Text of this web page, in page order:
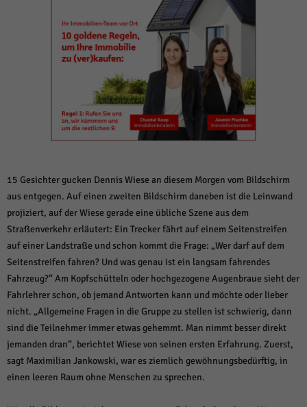
15 Gesichter gucken Dennis Wiese an diesem Morgen vom Bildschirm
aus entgegen. Auf einen zweiten Bildschirm daneben ist die Leinwand
projiziert, auf der Wiese gerade eine übliche Szene aus dem
Straßenverkehr erläutert: Ein Trecker fährt auf einem Seitenstreifen
auf einer Landstraße und schon kommt die Frage: „Wer darf auf dem
Seitenstreifen fahren? Und was genau ist ein langsam fahrendes
Fahrzeug?“ Am Kopfschütteln oder hochgezogene Augenbraue sieht der
Fahrlehrer schon, ob jemand Antworten kann und möchte oder lieber
nicht. „Allgemeine Fragen in die Gruppe zu stellen ist schwierig, dann
sind die Teilnehmer immer etwas gehemmt. Man nimmt besser direkt
jemanden dran“, berichtet Wiese von seinen ersten Erfahrung. Zuerst,
sagt Maximilian Jankowski, war es ziemlich gewöhnungsbedürftig, in
einen leeren Raum ohne Menschen zu sprechen.
Alle akzeptieren Speichern und weiter
Zurück
Datenschutzeinstellungen
Essenzielle Cookies ermöglichen grundlegende Funktionen und sind für die
einwandfreie Funktion der Website erforderlich.
Statistiken (1)
Statistik Cookies erfassen Informationen anonym. Diese Informationen helfen
uns zu verstehen, wie unsere Besucher unsere Website nutzen.
Cookie-Informationen anzeigen
Marketing (1)
Marketing-Cookies werden von Drittanbietern oder Publishern verwendet,
um personalisierte Werbung anzuzeigen. Sie tun dies, indem sie Besucher
über Websites hinweg verfolgen.
Cookie-Informationen anzeigen
Externe Medien (6)
Inhalte von Videoplattformen und Social-Media-Plattformen werden